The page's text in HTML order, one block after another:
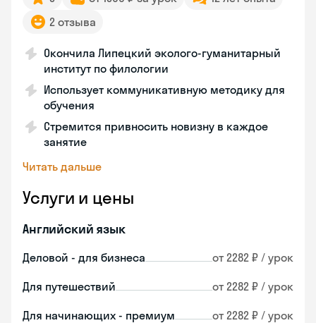
2 отзыва
Окончила Липецкий эколого-гуманитарный
институт по филологии
Использует коммуникативную методику для
обучения
Стремится привносить новизну в каждое
занятие
Читать дальше
Услуги и цены
Английский язык
Деловой - для бизнеса от 2282 ₽ / урок
Для путешествий от 2282 ₽ / урок
Для начинающих - премиум от 2282 ₽ / урок